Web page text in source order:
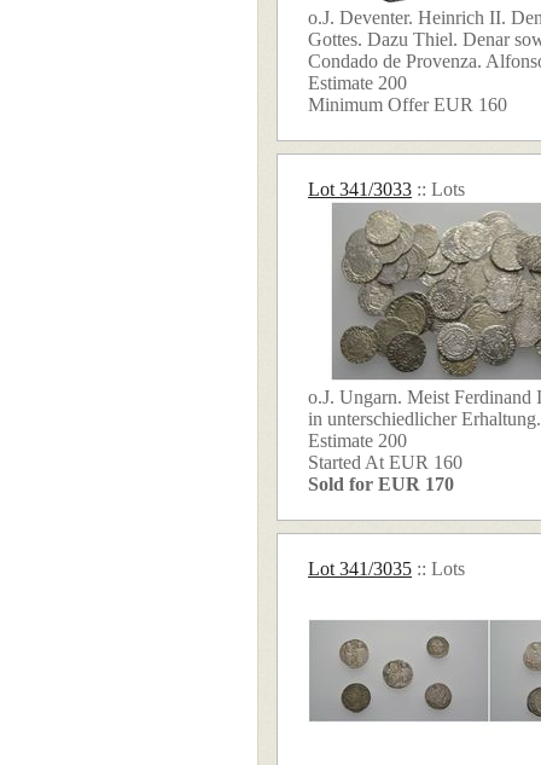
o.J. Deventer. Heinrich II.
Gottes. Dazu Thiel. Denar
Condado de Provenza.
Estimate 200
Minimum Offer EUR 160
Lot 341/3033 :: Lots
o.J. Ungarn. Meist Ferdinand
in unterschiedlicher
Estimate 200
Started At EUR 160
Sold for EUR 170
Lot 341/3035 :: Lots